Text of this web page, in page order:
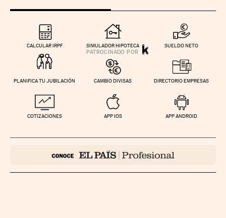
CALCULAR IRPF SIMULADOR HIPOTECA SUELDO NETO
PLANIFICA TU JUBILACIÓN CAMBIO DIVISAS DIRECTORIO EMPRESAS
COTIZACIONES APP IOS APP ANDROID